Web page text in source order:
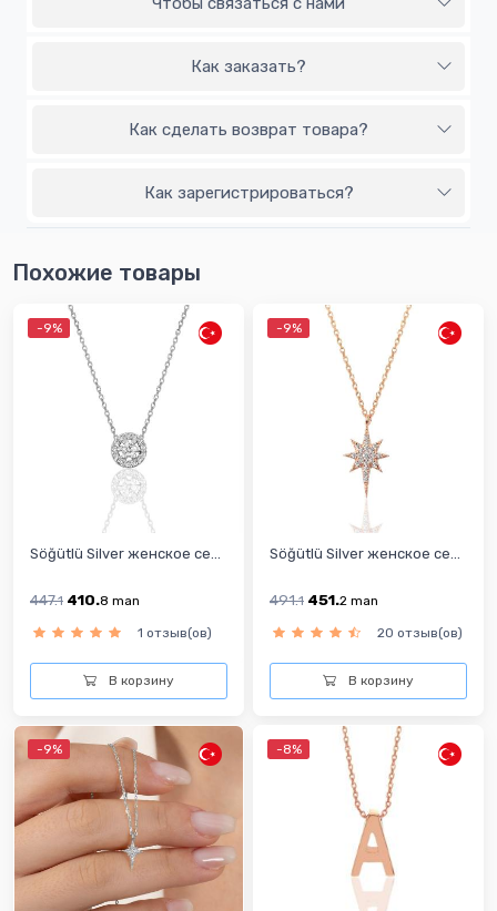
Как заказать?
Как сделать возврат товара?
Как зарегистрироваться?
Похожие товары
-9%
Söğütlü Silver женское се...
447.1 410.8 man
1 отзыв(ов)
В корзину
-9%
Söğütlü Silver женское се...
491.1 451.2 man
20 отзыв(ов)
В корзину
-9% -8%